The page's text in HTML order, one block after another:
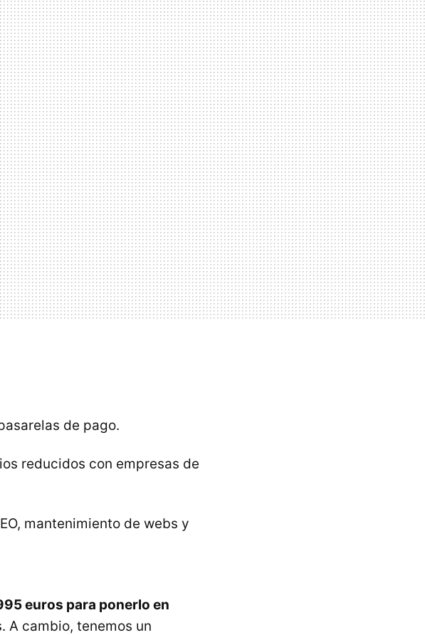
de pago.
reducidos con empresas de
, mantenimiento de webs y
euros para ponerlo en
A cambio, tenemos un